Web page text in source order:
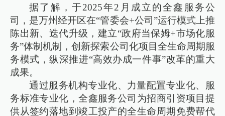
据了解，于2025年2月成立的全鑫服务公
司，是万州经开区在“管委会+公司”运行模式上推
陈出新、迭代升级，建立“政府当保姆+市场化服
务”体制机制，创新探索公司化项目全生命周期服
务模式，纵深推进“高效办成一件事”改革的重大
成果。
通过服务机构专业化、力量配置专业化、服
务标准专业化，全鑫服务公司为招商引资项目提
供从签约落地到竣工投产的全生命周期免费帮代